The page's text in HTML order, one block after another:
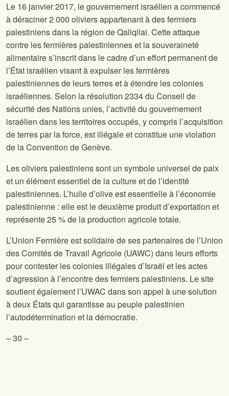
Le 16 janvier 2017, le gouvernement israélien a commencé
à déraciner 2 000 oliviers appartenant à des fermiers
palestiniens dans la région de Qaliqilai. Cette attaque
contre les fermières palestiniennes et la souveraineté
alimentaire s’inscrit dans le cadre d’un effort permanent de
l’État israélien visant à expulser les fermières
palestiniennes de leurs terres et à étendre les colonies
israéliennes. Selon la résolution 2334 du Conseil de
sécurité des Nations unies, l’activité du gouvernement
israélien dans les territoires occupés, y compris l’acquisition
de terres par la force, est illégale et constitue une violation
de la Convention de Genève.
Les oliviers palestiniens sont un symbole universel de paix
et un élément essentiel de la culture et de l’identité
palestiniennes. L’huile d’olive est essentielle à l’économie
palestinienne : elle est le deuxième produit d’exportation et
représente 25 % de la production agricole totale.
L’Union Fermière est solidaire de ses partenaires de l’Union
des Comités de Travail Agricole (UAWC) dans leurs efforts
pour contester les colonies illégales d’Israël et les actes
d’agression à l’encontre des fermiers palestiniens. Le site
soutient également l’UWAC dans son appel à une solution
à deux États qui garantisse au peuple palestinien
l’autodétermination et la démocratie.
– 30 –